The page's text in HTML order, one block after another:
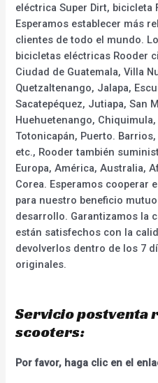
eléctrica Super Dirt, bicicleta
Esperamos establecer más
clientes de todo el mundo.
bicicletas eléctricas Rooder
Ciudad de Guatemala, Villa
Quetzaltenango, Jalapa,
Sacatepéquez, Jutiapa, San
Huehuetenango,
Totonicapán, Puerto.
etc., Rooder también
Europa, América, Australia,
Corea. Esperamos cooperar
para nuestro beneficio
desarrollo. Garantizamos la
están satisfechos con la
devolverlos dentro de los 7
originales.
Servicio postventa
scooters:
Por favor, haga clic en el